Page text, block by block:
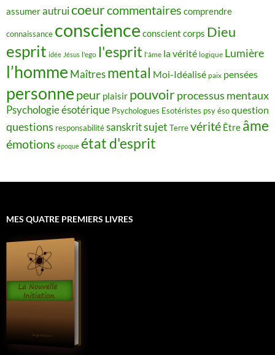
assumerautruicoeurcommentaires comprendre
connaissance conscience conscient corps Dieu
esprit idée Jésus l'ego l'esprit l'âme la vérité logique Lumière
l’homme Maîtres mental Moi-Idéalisé paix pensées
personne peur plaisir pouvoirprocessus mentaux
Psychologie ésotérique Psychologues Esotéristes psy ésoquestion
questions responsabilitésanskritsujet Terrevérité Être âme
émotions époque état d'esprit
MES QUATRE PREMIERS LIVRES